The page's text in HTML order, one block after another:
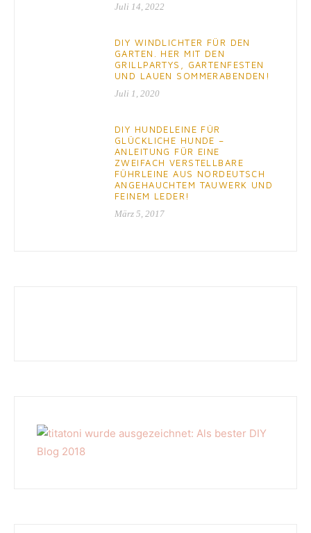
Juli 14, 2022
DIY WINDLICHTER FÜR DEN
GARTEN. HER MIT DEN
GRILLPARTYS, GARTENFESTEN
UND LAUEN SOMMERABENDEN!
Juli 1, 2020
DIY HUNDELEINE FÜR
GLÜCKLICHE HUNDE –
ANLEITUNG FÜR EINE
ZWEIFACH VERSTELLBARE
FÜHRLEINE AUS NORDEUTSCH
ANGEHAUCHTEM TAUWERK UND
FEINEM LEDER!
März 5, 2017